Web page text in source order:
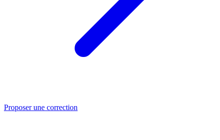
Proposer une correction